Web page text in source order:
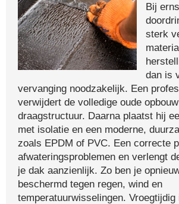
Bij
sterk
dan is
vervanging noodzakelijk. Een
verwijdert de volledige oude
draagstructuur. Daarna plaatst hij
met isolatie en een moderne,
zoals EPDM of PVC. Een correcte
afwateringsproblemen en verlengt
je dak aanzienlijk. Zo ben je
beschermd tegen regen, wind en
temperatuurwisselingen.